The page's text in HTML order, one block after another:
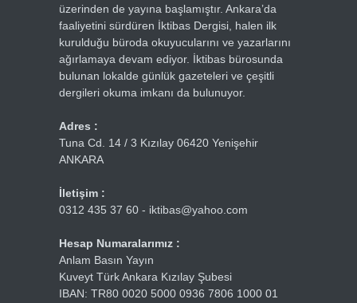
üzerinden de yayına başlamıştır. Ankara’da
faaliyetini sürdüren İktibas Dergisi, halen ilk
kurulduğu büroda okuyucularını ve yazarlarını
ağırlamaya devam ediyor. İktibas bürosunda
bulunan lokalde günlük gazeteleri ve çeşitli
dergileri okuma imkanı da bulunuyor.
Adres :
Tuna Cd. 14 / 3 Kızılay 06420 Yenişehir
ANKARA
İletişim :
0312 435 37 60 - iktibas@yahoo.com
Hesap Numaralarımız :
Anlam Basın Yayın
Kuveyt Türk Ankara Kızılay Şubesi
IBAN: TR80 0020 5000 0936 7806 1000 01